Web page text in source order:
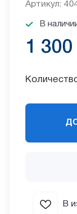
Артикул:
В
1 300
В